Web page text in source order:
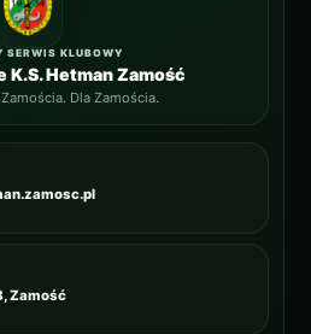
SERWIS KLUBOWY
Hetman Zamość
Dla Zamościa.
Zamość